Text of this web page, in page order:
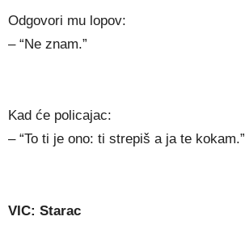
Odgovori mu lopov:
– “Ne znam.”
Kad će policajac:
– “To ti je ono: ti strepiš a ja te kokam.”
VIC: Starac